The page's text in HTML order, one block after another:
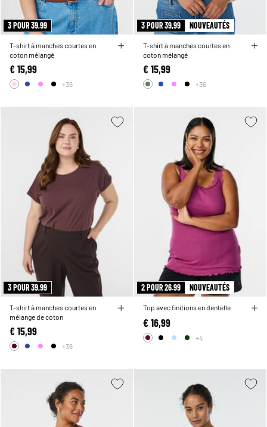
3 POUR 39,99
T-shirt à manches courtes en
coton mélangé
€ 15,99
+36
3 POUR 39,99 NOUVEAUTÉS
T-shirt à manches courtes en
coton mélangé
€ 15,99
+36
3 POUR 39,99
T-shirt à manches courtes en
mélange de coton
€ 15,99
+36
2 POUR 26.99 NOUVEAUTÉS
Top avec finitions en dentelle
€ 16,99
+4